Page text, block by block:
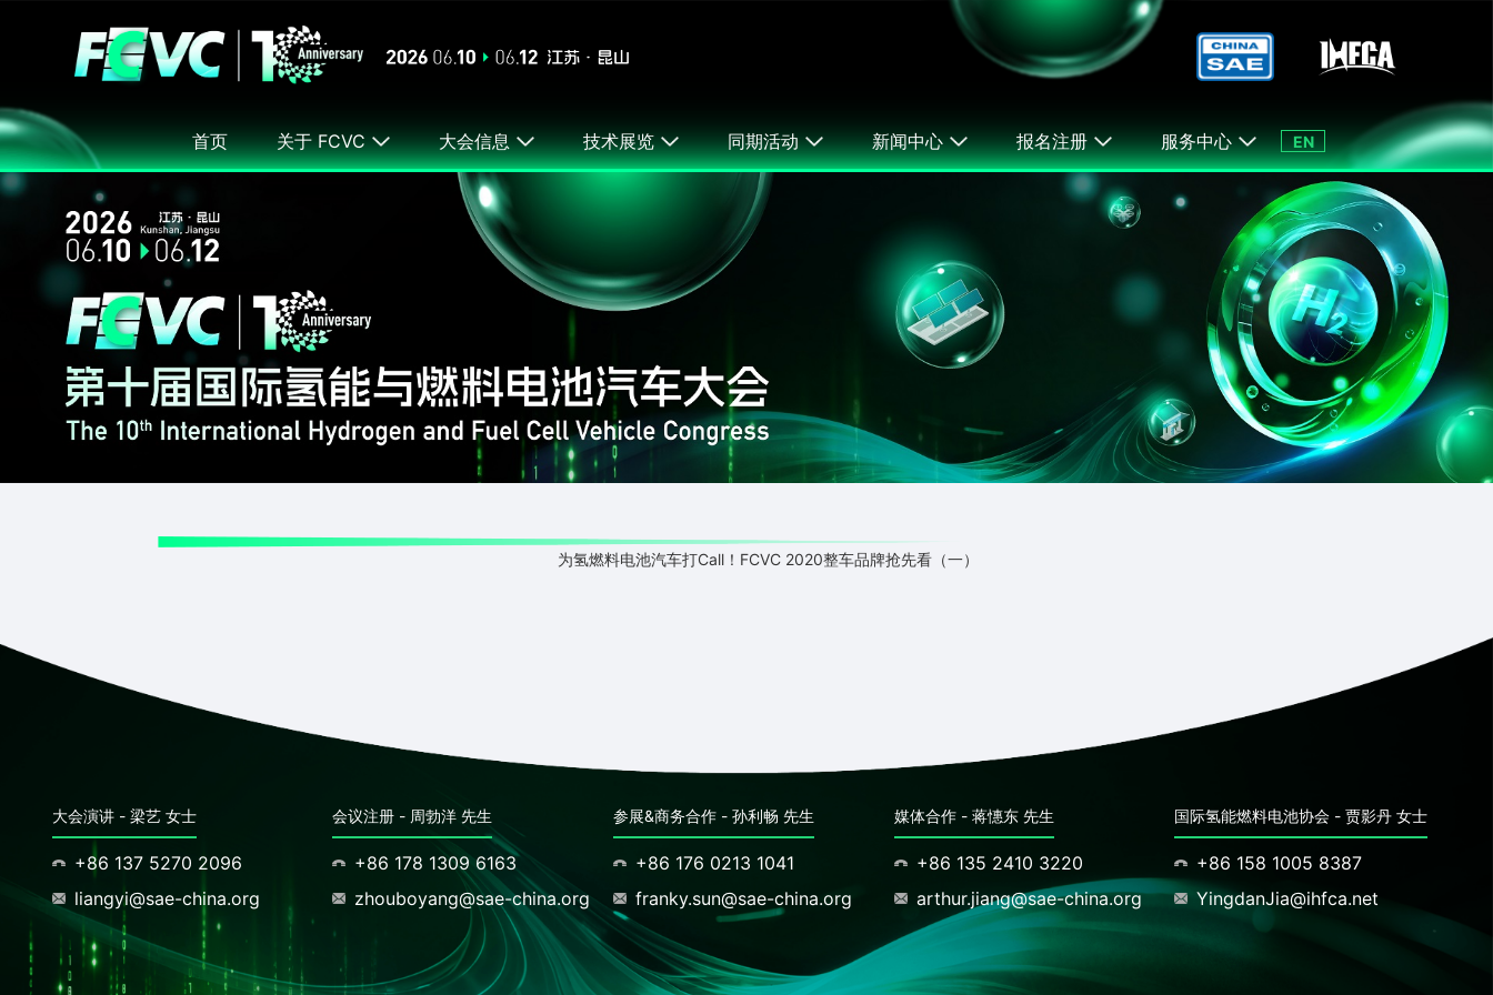
首页 关于 FCVC 大会信息 技术展览 同期活动 新闻中心 报名注册 服务中心 EN
为氢燃料电池汽车打Call！FCVC 2020整车品牌抢先看（一）
大会演讲 - 梁艺 女士
+86 137 5270 2096
liangyi@sae-china.org
会议注册 - 周勃洋 先生
+86 178 1309 6163
zhouboyang@sae-china.org
参展&商务合作 - 孙利畅 先生
+86 176 0213 1041
franky.sun@sae-china.org
媒体合作 - 蒋憓东 先生
+86 135 2410 3220
arthur.jiang@sae-china.org
国际氢能燃料电池协会 - 贾影丹 女士
+86 158 1005 8387
YingdanJia@ihfca.net